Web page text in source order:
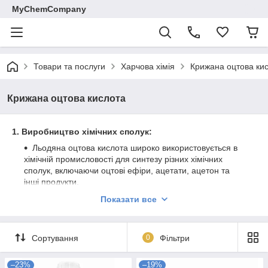
MyChemCompany
Товари та послуги Харчова хімія Крижана оцтова
Крижана оцтова кислота
1. Виробництво хімічних сполук:
Льодяна оцтова кислота широко використовується в
хімічній промисловості для синтезу різних хімічних
сполук, включаючи оцтові ефіри, ацетати, ацетон та
інші продукти.
2. Виробництво оцтових реагентів:
які знаходять застосування в лабораторіях, а також в
різних хімічних процесах.
3. Виробництво харчових добавок:
Показати все
Сортування 0 Фільтри
–23% –19%